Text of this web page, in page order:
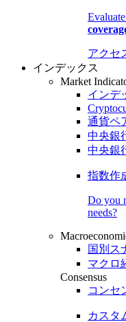
アクセ
インデックス
Market
インデ
通貨ペ
中央銀
中央銀
指数作
Do you
needs?
国別ス
マクロ
Consensus
コンセ
カスタ